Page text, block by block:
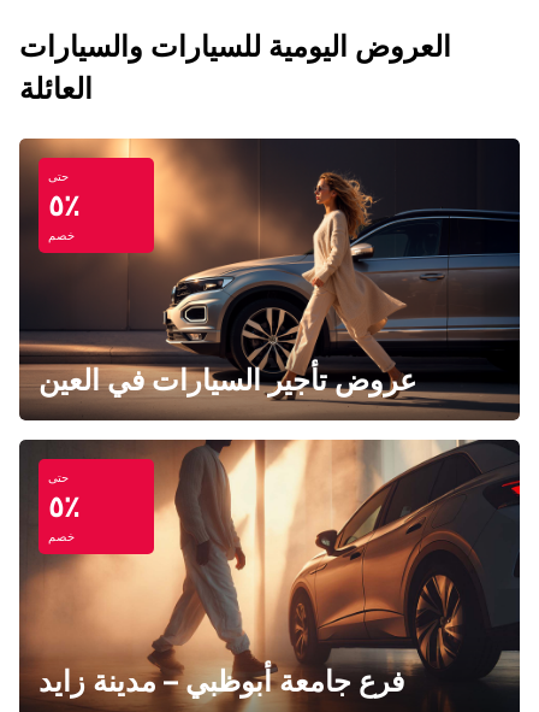
العروض اليومية للسيارات والسيارات
العائلة
حتى
٥٪
خصم
عروض تأجير السيارات في العين
حتى
٥٪
خصم
فرع جامعة أبوظبي – مدينة زايد